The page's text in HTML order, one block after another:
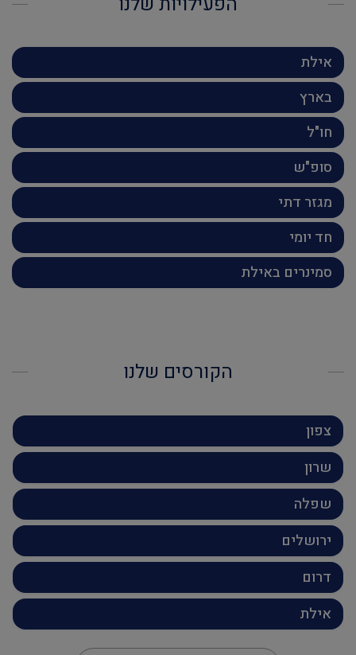
אילת
בארץ
חו"ל
סופ"ש
מגזר דתי
חד יומי
סמינרים באילת
הקורסים שלנו
צפון
שרון
שפלה
ירושלים
דרום
אילת